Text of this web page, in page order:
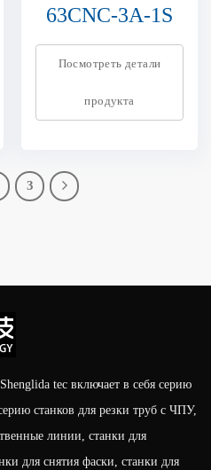
63CNC-3A-1S
Посмотреть детали
продукта
3
tec включает в себя серию
станков для резки труб с ЧПУ,
линии, станки для
для снятия фаски, станки для